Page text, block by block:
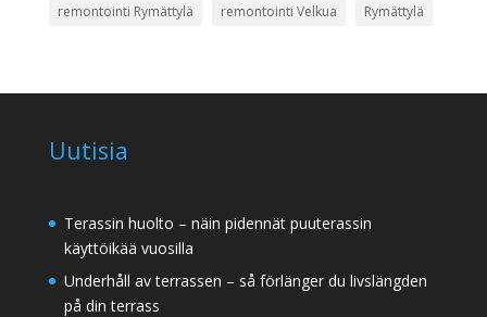
remontointi Rymättylä
remontointi Velkua Rymättylä
Uutisia
Terassin huolto – näin pidennät puuterassin
käyttöikää vuosilla
Underhåll av terrassen – så förlänger du livslängden
på din terrass